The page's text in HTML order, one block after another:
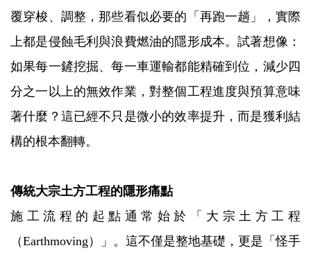
覆穿梭、調整，那些看似必要的「再跑一趟」，實際
上都是侵蝕毛利與浪費燃油的隱形成本。試著想像：
如果每一鏟挖掘、每一車運輸都能精確到位，減少四
分之一以上的無效作業，對整個工程進度與預算意味
著什麼？這已經不只是微小的效率提升，而是獲利結
構的根本翻轉。
傳統大宗土方工程的隱形痛點
施工流程的起點通常始於「大宗土方工程
（Earthmoving）」。這不僅是整地基礎，更是「怪手